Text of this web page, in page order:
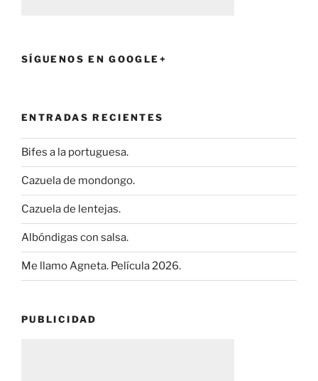
SÍGUENOS EN GOOGLE+
ENTRADAS RECIENTES
Bifes a la portuguesa.
Cazuela de mondongo.
Cazuela de lentejas.
Albóndigas con salsa.
Me llamo Agneta. Película 2026.
PUBLICIDAD